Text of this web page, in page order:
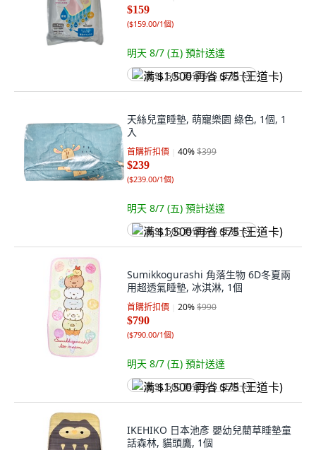
$159
($159.00/1個)
明天 8/7 (五) 預計送達
满 $1,500 再省 $75 (王道卡)
天絲兒童睡墊, 萌寵樂園 綠色, 1個, 1
入
首購折扣價 40%$399
$239
($239.00/1個)
明天 8/7 (五) 預計送達
满 $1,500 再省 $75 (王道卡)
Sumikkogurashi 角落生物 6D冬夏兩
用超透氣睡墊, 冰淇淋, 1個
首購折扣價 20%$990
$790
($790.00/1個)
明天 8/7 (五) 預計送達
满 $1,500 再省 $75 (王道卡)
IKEHIKO 日本池彥 嬰幼兒藺草睡墊童
話森林, 貓頭鷹, 1個